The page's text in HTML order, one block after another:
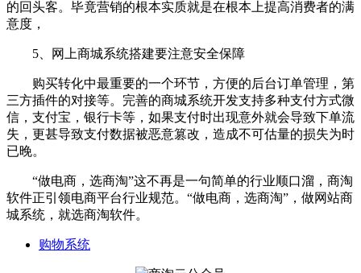
的回头客。毕竟营销的根本实质就是在根本上提高消费者的满
意度，
5、网上商城系统搭建要注意安全保障
购买转化中最重要的一个环节，方便的后台订单管理，第
三方插件的对接等。完善的商城系统开发支持多种支付方式微
信，支付宝，银行卡等，如果支付时出现意外就会导致下单流
失，更甚导致支付数据被恶意篡改，造成不可估量的损失为时
已晚。
“做电商，选商淘”这不再是一句简单的行业顺口溜，商淘
软件正引领电商平台行业规范。“做电商，选商淘”，做网站商
城系统，就选商淘软件。
购物系统